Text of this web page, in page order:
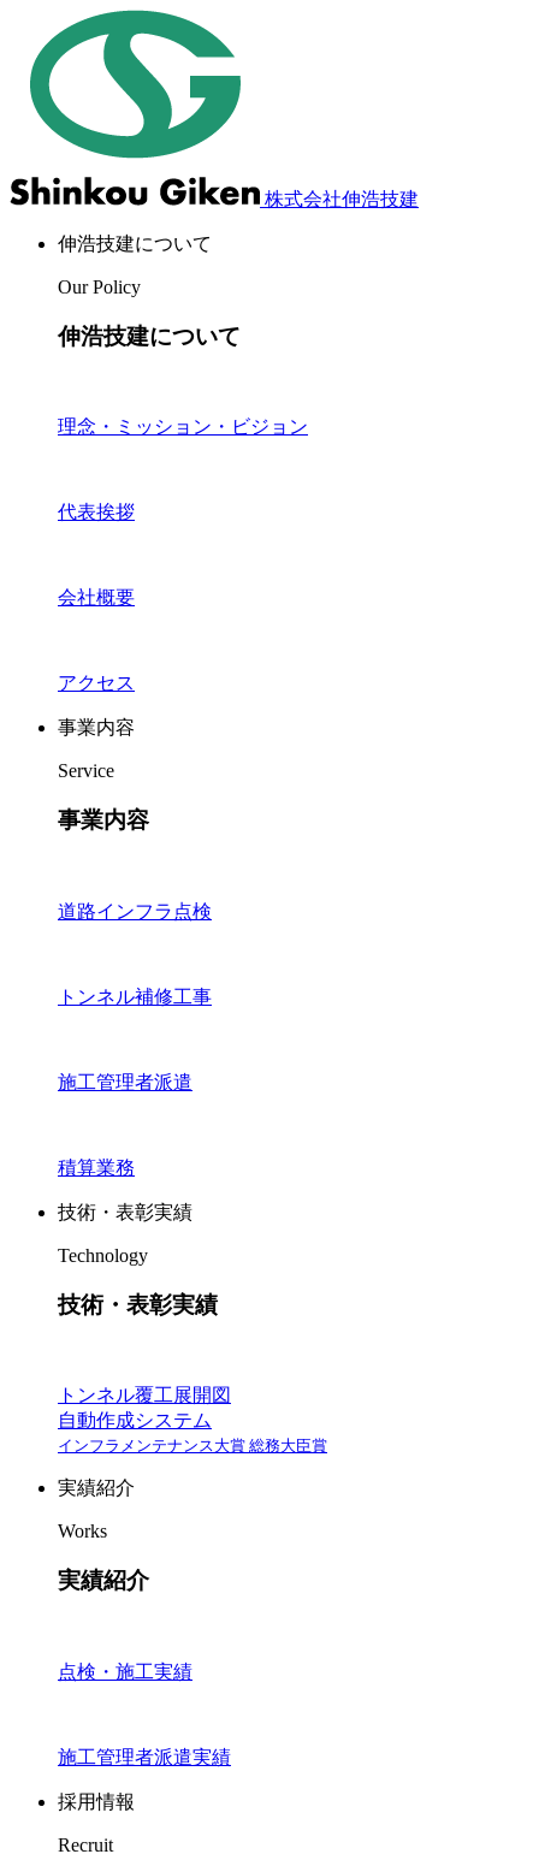
株式会社伸浩技建
伸浩技建について
Our Policy
伸浩技建について
理念・ミッション・ビジョン
代表挨拶
会社概要
アクセス
事業内容
Service
事業内容
道路インフラ点検
トンネル補修工事
施工管理者派遣
積算業務
技術・表彰実績
Technology
技術・表彰実績
トンネル覆工展開図
自動作成システム
インフラメンテナンス大賞 総務大臣賞
実績紹介
Works
実績紹介
点検・施工実績
施工管理者派遣実績
採用情報
Recruit